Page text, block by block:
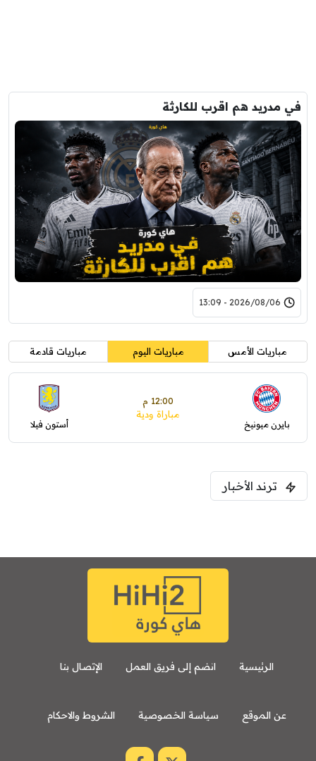
في مدريد هم اقرب للكارثة
2026/08/06 - 13:09
مباريات الأمس مباريات اليوم مباريات قادمة
بايرن ميونيخ
12:00 م
مباراة ودية
أستون فيلا
ترند الأخبار
الرئيسية انضم إلى فريق العمل الإتصال بنا
عن الموقع سياسة الخصوصية الشروط والاحكام